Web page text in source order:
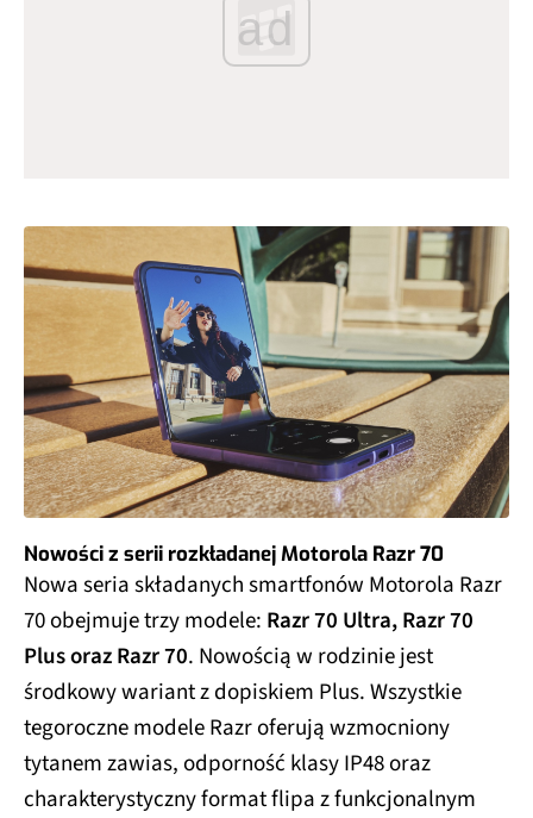
ad
Nowości z serii rozkładanej Motorola Razr 70
Nowa seria składanych smartfonów Motorola Razr
70 obejmuje trzy modele: Razr 70 Ultra, Razr 70
Plus oraz Razr 70. Nowością w rodzinie jest
środkowy wariant z dopiskiem Plus. Wszystkie
tegoroczne modele Razr oferują wzmocniony
tytanem zawias, odporność klasy IP48 oraz
charakterystyczny format flipa z funkcjonalnym